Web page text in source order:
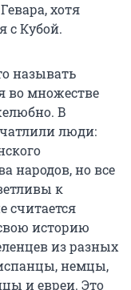
хотя
с Кубой.
называть
во множестве
В
люди:
народов, но все
к
считается
историю
из разных
немцы,
и евреи. Это